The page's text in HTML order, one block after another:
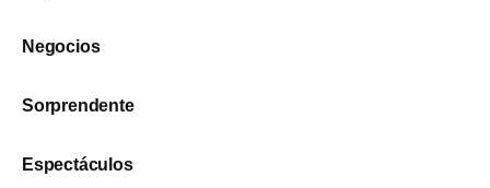
Negocios
Sorprendente
Espectáculos